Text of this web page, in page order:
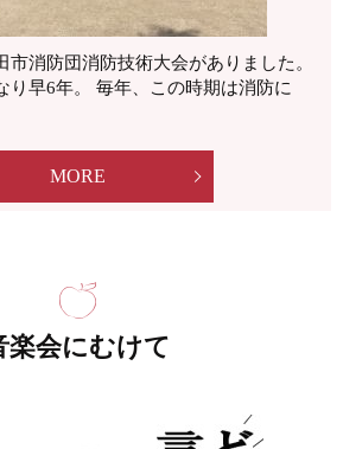
市消防団消防技術大会がありました。
り早6年。 毎年、この時期は消防に
MORE
楽会にむけて